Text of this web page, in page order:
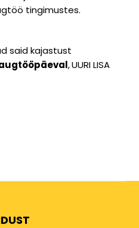
tingimustes.
said kajastust
,UURI LISA